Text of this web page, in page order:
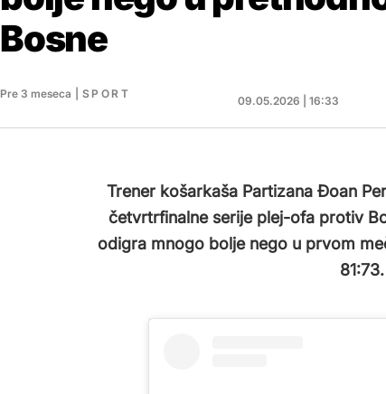
Bosne
Pre 3 meseca SPORT 09.05.2026 | 16:33
Trener košarkaša Partizana Đoan
četvrtrfinalne serije plej-ofa protiv
odigra mnogo bolje nego u prvom
81:73.